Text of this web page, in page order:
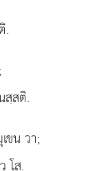
.
สฺสติ.
ขน วา;
โส.